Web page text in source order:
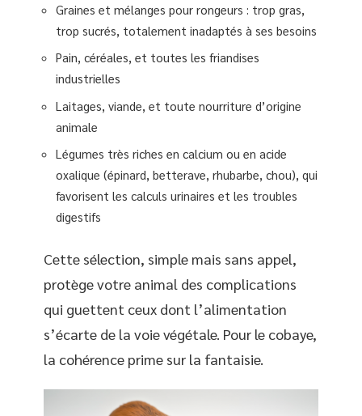
Graines et mélanges pour rongeurs : trop gras,
trop sucrés, totalement inadaptés à ses besoins
Pain, céréales, et toutes les friandises
industrielles
Laitages, viande, et toute nourriture d’origine
animale
Légumes très riches en calcium ou en acide
oxalique (épinard, betterave, rhubarbe, chou), qui
favorisent les calculs urinaires et les troubles
digestifs
Cette sélection, simple mais sans appel,
protège votre animal des complications
qui guettent ceux dont l’alimentation
s’écarte de la voie végétale. Pour le cobaye,
la cohérence prime sur la fantaisie.